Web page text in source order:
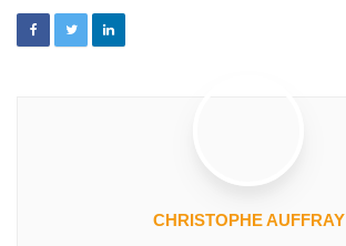
CHRISTOPHE AUFFRAY